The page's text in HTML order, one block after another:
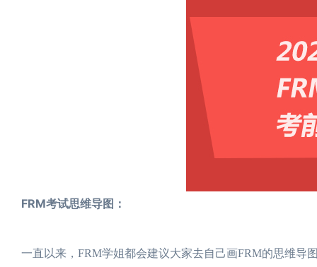
FRM考试思维导图：
一直以来，FRM学姐都会建议大家去自己画FRM的思维导